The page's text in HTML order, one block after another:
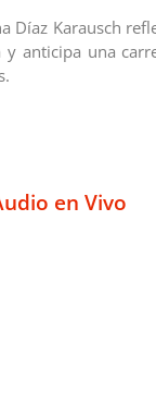
Díaz Karausch
y anticipa una
en Vivo